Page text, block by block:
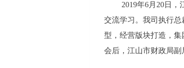
2019年6月20日
交流学习。我司执行
型，经营版块打造，
会后，江山市财政局副